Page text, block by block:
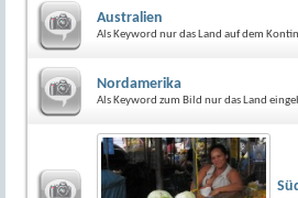
Australien
Als Keyword nur das Land auf dem
Nordamerika
Als Keyword zum Bild nur das Land